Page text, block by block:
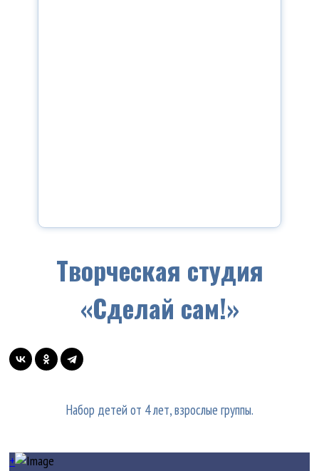
Творческая студия
«Сделай сам!»
Набор детей от 4 лет, взрослые группы.
+